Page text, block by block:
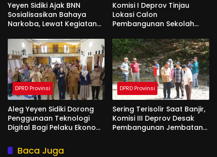
Yeyen Sidiki Ajak BNN
Sosialisasikan Bahaya
Narkoba, Lewat Kegiatan
Komisi I Deprov Tinjau
Lokasi Calon
Pembangunan Sekolah
DPRD Provinsi
Aleg Yeyen Sidiki Dorong
Penggunaan Teknologi
Digital Bagi Pelaku Ekonomi
DPRD Provinsi
Sering Terisolir Saat Banjir,
Komisi III Deprov Desak
Pembangunan Jembatan
Baca Juga